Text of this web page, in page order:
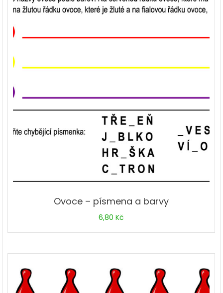
Ovoce – písmena a barvy
6,80Kč